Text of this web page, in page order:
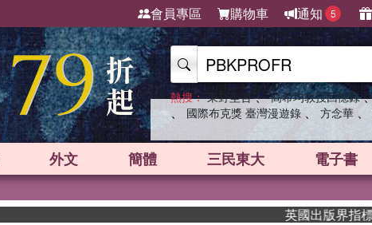
會員專區 購物車 通知 5
熱搜： 東野圭吾 、 高希均教授回憶錄
、 國際布克獎 臺灣漫遊錄 、 方念華 、
外文 簡體 三民東大 電子書
英國出版界指標